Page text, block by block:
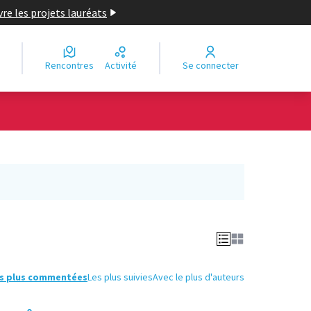
les projets lauréats
Rencontres Activité Se connecter
plus commentéesLes plus suiviesAvec le plus d'auteurs